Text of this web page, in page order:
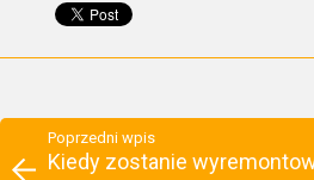
Poprzedni wpis
Kiedy zostanie